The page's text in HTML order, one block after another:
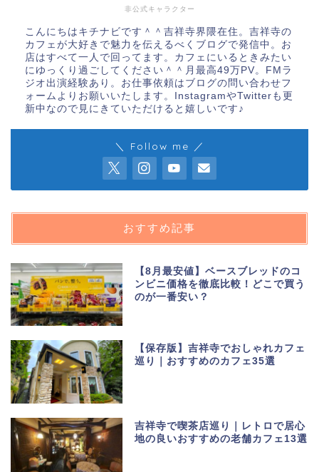
非公式キャラクター
こんにちはキチナビです＾＾吉祥寺界隈在住。吉祥寺の
カフェが大好きで魅力を伝えるべくブログで発信中。お
店はすべて一人で回ってます。カフェにいるときみたい
にゆっくり過ごしてください＾＾月最高49万PV。FMラ
ジオ出演経験あり。お仕事依頼はブログの問い合わせフ
ォームよりお願いいたします。InstagramやTwitterも更
新中なので見にきていただけると嬉しいです♪
＼ Follow me ／
おすすめ記事
【8月最安値】ベースブレッドのコ
ンビニ価格を徹底比較！どこで買う
のが一番安い？
【保存版】吉祥寺でおしゃれカフェ
巡り｜おすすめのカフェ35選
吉祥寺で喫茶店巡り｜レトロで居心
地の良いおすすめの老舗カフェ13選